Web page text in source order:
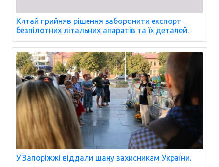
Китай прийняв рішення заборонити експорт
безпілотних літальних апаратів та їх деталей.
У Запоріжжі віддали шану захисникам України.